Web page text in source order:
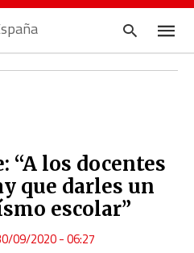
y
“A los docentes
que darles un
escolar”
09/2020 - 06:27